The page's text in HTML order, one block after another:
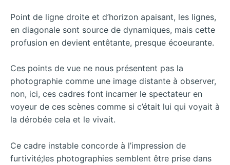
Point de ligne droite et d’horizon apaisant, les lignes,
en diagonale sont source de dynamiques, mais cette
profusion en devient entêtante, presque écoeurante.
Ces points de vue ne nous présentent pas la
photographie comme une image distante à observer,
non, ici, ces cadres font incarner le spectateur en
voyeur de ces scènes comme si c’était lui qui voyait à
la dérobée cela et le vivait.
Ce cadre instable concorde à l’impression de
furtivité;les photographies semblent être prise dans